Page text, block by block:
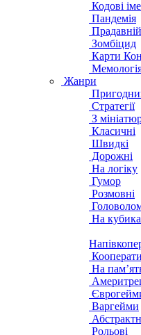
Кодові
Пандемія
Зомбіцид
Карти
Жанри
Стратегії
З
Класичні
Швидкі
Дорожні
На логіку
Гумор
Розмовні
На
На
Варгейми
Рольові